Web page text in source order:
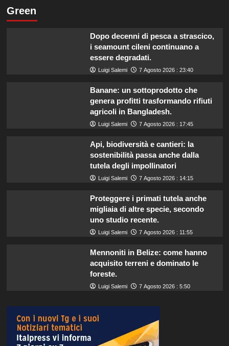
Green
Dopo decenni di pesca a strascico,
i seamount cileni continuano a
essere degradati.
Luigi Salemi 7 Agosto 2026 : 23:40
Banane: un sottoprodotto che
genera profitti trasformando rifiuti
agricoli in Bangladesh.
Luigi Salemi 7 Agosto 2026 : 17:45
Api, biodiversità e cantieri: la
sostenibilità passa anche dalla
tutela degli impollinatori
Luigi Salemi 7 Agosto 2026 : 14:15
Proteggere i primati tutela anche
migliaia di altre specie, secondo
uno studio recente.
Luigi Salemi 7 Agosto 2026 : 11:55
Mennoniti in Belize: come hanno
acquisito terreni e dominato le
foreste.
Luigi Salemi 7 Agosto 2026 : 5:50